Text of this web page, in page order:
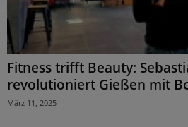
Fitness trifft Beauty:
revolutioniert Gießen mit
März 11, 2025